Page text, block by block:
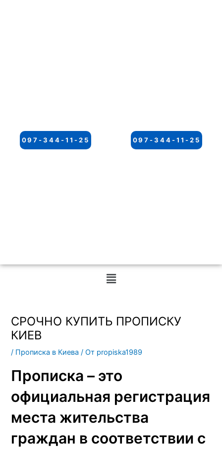
097-344-11-25 097-344-11-25
Меню
СРОЧНО КУПИТЬ ПРОПИСКУ
КИЕВ
/ Прописка в Киева / От propiska1989
Прописка – это
официальная регистрация
места жительства
граждан в соответствии с